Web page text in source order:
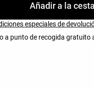
Añadir a la cesta
especiales de
a punto de recogida gratuito